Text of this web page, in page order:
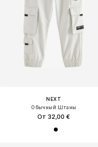
NEXT
Обычный Штаны
От 32,00 €